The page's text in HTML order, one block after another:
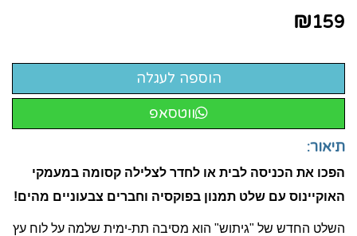
₪159
ווטסאפ
תיאור:
הפכו את הכניסה לבית או לחדר לצלילה קסומה במעמקי
האוקיינוס עם שלט תמנון בפוקסיה וחברים צבעוניים מהים!
השלט החדש של "גיתוש" הוא מסיבה תת-ימית שלמה על לוח עץ